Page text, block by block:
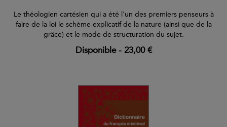
Le théologien cartésien qui a été l'un des premiers penseurs à
faire de la loi le schème explicatif de la nature (ainsi que de la
grâce) et le mode de structuration du sujet.
Disponible- 23,00 €